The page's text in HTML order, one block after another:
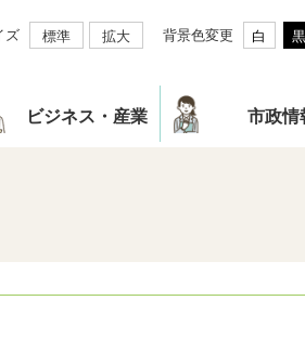
ズ 標準 拡大 背景色変更 白 黒
ビジネス・産業 市政情